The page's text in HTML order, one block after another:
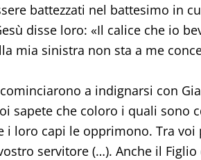
battezzati nel battesimo in
disse loro: «Il calice che io
mia sinistra non sta a me
a indignarsi con
sapete che coloro i quali sono
i loro capi le opprimono. Tra
servitore (…). Anche il